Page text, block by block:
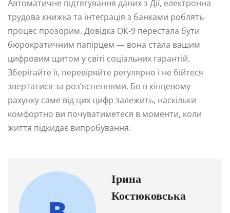
Автоматичне підтягування даних з Дії, електронна
трудова книжка та інтеграція з банками роблять
процес прозорим. Довідка ОК-9 перестала бути
бюрократичним папірцем — вона стала вашим
цифровим щитом у світі соціальних гарантій.
Зберігайте її, перевіряйте регулярно і не бійтеся
звертатися за роз’ясненнями. Бо в кінцевому
рахунку саме від цих цифр залежить, наскільки
комфортно ви почуватиметеся в моменти, коли
життя підкидає випробування.
Ірина
Костюковська